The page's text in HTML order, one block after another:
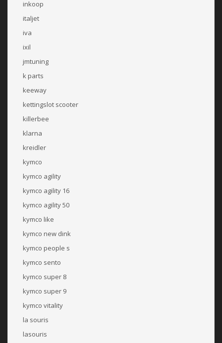
inkoop
italjet
iva
ixil
jmtuning
k parts
keeway
kettingslot scooter
killerbee
klarna
kreidler
kymco
kymco agility
kymco agility 16
kymco agility 50
kymco like
kymco new dink
kymco people s
kymco sento
kymco super 8
kymco super 9
kymco vitality
la souris
lasouris